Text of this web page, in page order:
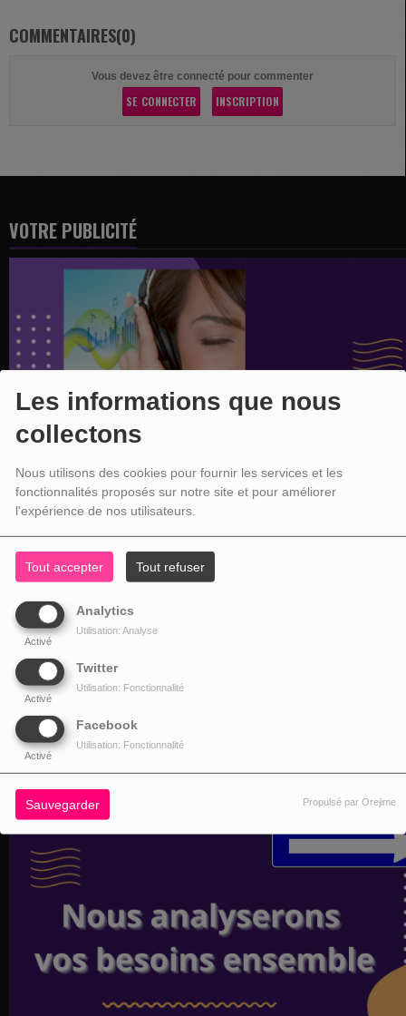
Les informations que nous
collectons
Nous utilisons des cookies pour fournir les services et les
fonctionnalités proposés sur notre site et pour améliorer
l'expérience de nos utilisateurs.
Tout accepter Tout refuser
Analytics
Activé
Utilisation: Analyse
Twitter
Activé
Utilisation: Fonctionnalité
Facebook
Activé
Utilisation: Fonctionnalité
Sauvegarder Propulsé par Orejime
COMMENTAIRES(0)
Vous devez être connecté pour commenter
SE CONNECTER INSCRIPTION
VOTRE PUBLICITÉ